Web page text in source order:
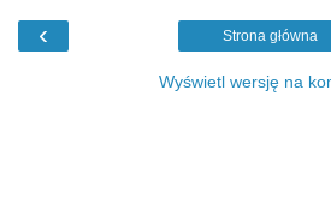
‹ Strona główna
Wyświetl wersję na